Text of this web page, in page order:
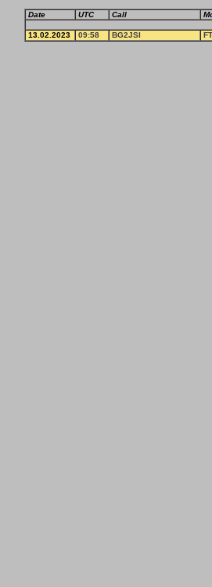
Date UTC Call
13.02.2023 09:58 BG2JSI